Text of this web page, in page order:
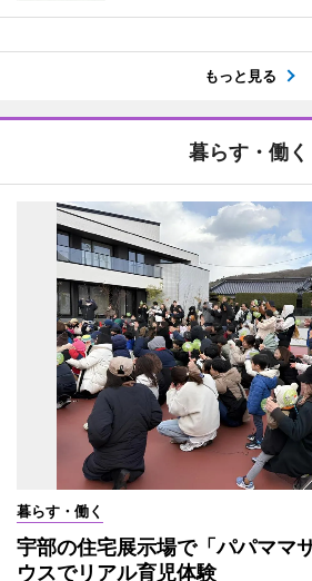
もっと見る
暮らす・働く
暮らす・働く
宇部の住宅展示場で「パパマ
ウスでリアル育児体験